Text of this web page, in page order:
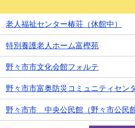
老人福祉センター椿荘（休館中）
特別養護老人ホーム富樫苑
野々市市文化会館フォルテ
野々市市富奥防災コミュニティセン
野々市市 中央公民館（野々市公民館